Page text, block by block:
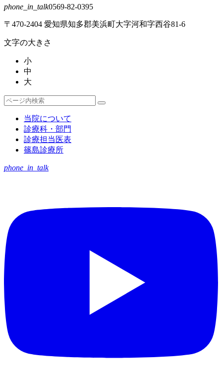
phone_in_talk0569-82-0395
〒470-2404 愛知県知多郡美浜町大字河和字西谷81-6
文字の大きさ
小
中
大
検
検
当院について
診療科・部門
診療担当医表
篠島診療所
phone_in_talk